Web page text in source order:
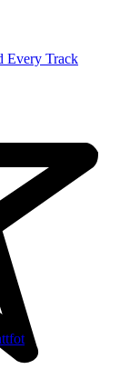
Every Track